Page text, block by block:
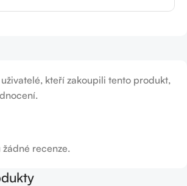
recenze.
kteří zakoupili tento produkt,